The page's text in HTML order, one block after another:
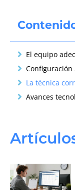
El equipo
La técnica
Avances